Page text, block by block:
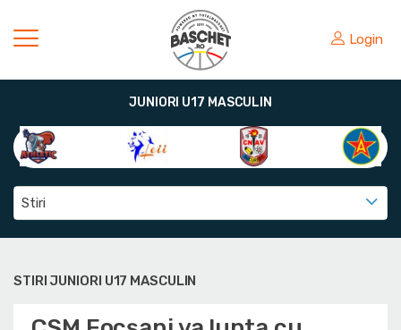
Login
JUNIORI U17 MASCULIN
Stiri
STIRI JUNIORI U17 MASCULIN